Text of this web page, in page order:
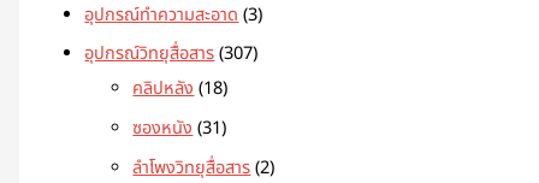
อุปกรณ์ทำความสะอาด 3
อุปกรณ์วิทยุสื่อสาร 307
คลิปหลัง 18
ซองหนัง 31
ลำโพงวิทยุสื่อสาร 2